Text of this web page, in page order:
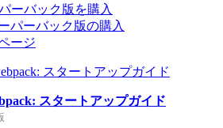
ーバック版を購入
パーバック版の購入
ージ
スタートアップガイド